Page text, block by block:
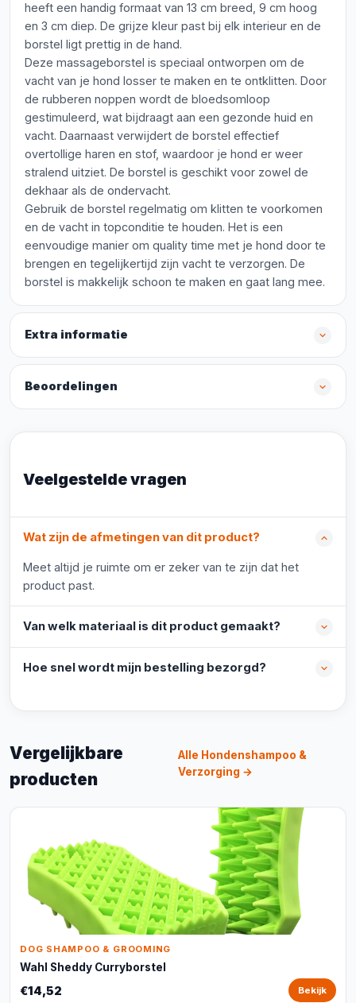
heeft een handig formaat van 13 cm breed, 9 cm hoog
en 3 cm diep. De grijze kleur past bij elk interieur en de
borstel ligt prettig in de hand.
Deze massageborstel is speciaal ontworpen om de
vacht van je hond losser te maken en te ontklitten. Door
de rubberen noppen wordt de bloedsomloop
gestimuleerd, wat bijdraagt aan een gezonde huid en
vacht. Daarnaast verwijdert de borstel effectief
overtollige haren en stof, waardoor je hond er weer
stralend uitziet. De borstel is geschikt voor zowel de
dekhaar als de ondervacht.
Gebruik de borstel regelmatig om klitten te voorkomen
en de vacht in topconditie te houden. Het is een
eenvoudige manier om quality time met je hond door te
brengen en tegelijkertijd zijn vacht te verzorgen. De
borstel is makkelijk schoon te maken en gaat lang mee.
Extra informatie
Beoordelingen
Veelgestelde vragen
Wat zijn de afmetingen van dit product?
Meet altijd je ruimte om er zeker van te zijn dat het
product past.
Van welk materiaal is dit product gemaakt?
Hoe snel wordt mijn bestelling bezorgd?
Vergelijkbare
producten
Alle Hondenshampoo &
Verzorging →
DOG SHAMPOO & GROOMING
Wahl Sheddy Curryborstel
€14,52 Bekijk